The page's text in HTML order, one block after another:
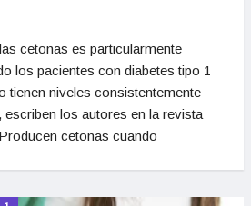
cetonas es particularmente
los pacientes con diabetes tipo 1
tienen niveles consistentemente
escriben los autores en la revista
cetonas cuando